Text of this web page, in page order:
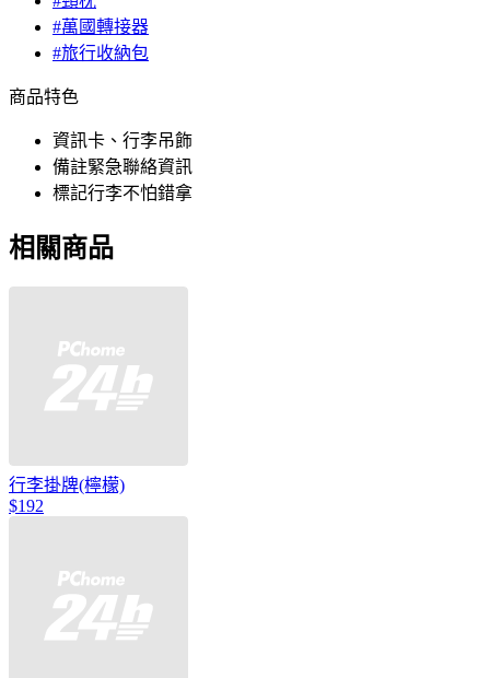
#萬國轉接器
#旅行收納包
商品特色
資訊卡、行李吊飾
備註緊急聯絡資訊
標記行李不怕錯拿
相關商品
行李掛牌(檸檬)
$192